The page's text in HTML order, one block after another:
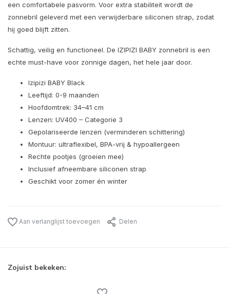
een comfortabele pasvorm. Voor extra stabiliteit wordt de
zonnebril geleverd met een verwijderbare siliconen strap, zodat
hij goed blijft zitten.
Schattig, veilig en functioneel. De IZIPIZI BABY zonnebril is een
echte must-have voor zonnige dagen, het hele jaar door.
Izipizi BABY Black
Leeftijd: 0-9 maanden
Hoofdomtrek: 34–41 cm
Lenzen: UV400 – Categorie 3
Gepolariseerde lenzen (verminderen schittering)
Montuur: ultraflexibel, BPA-vrij & hypoallergeen
Rechte pootjes (groeien mee)
Inclusief afneembare siliconen strap
Geschikt voor zomer én winter
Aan verlanglijst toevoegen Delen
Zojuist bekeken: